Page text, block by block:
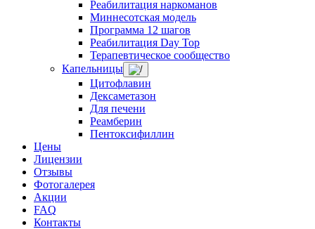
Реабилитация наркоманов
Миннесотская модель
Программа 12 шагов
Реабилитация Day Top
Терапевтическое сообщество
Капельницы
Цитофлавин
Дексаметазон
Для печени
Реамберин
Пентоксифиллин
Цены
Лицензии
Отзывы
Фотогалерея
Акции
FAQ
Контакты